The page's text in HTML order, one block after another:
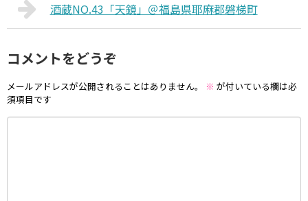
酒蔵NO.43「天鏡」＠福島県耶麻郡磐梯町
コメントをどうぞ
メールアドレスが公開されることはありません。 ※ が付いている欄は必
須項目です